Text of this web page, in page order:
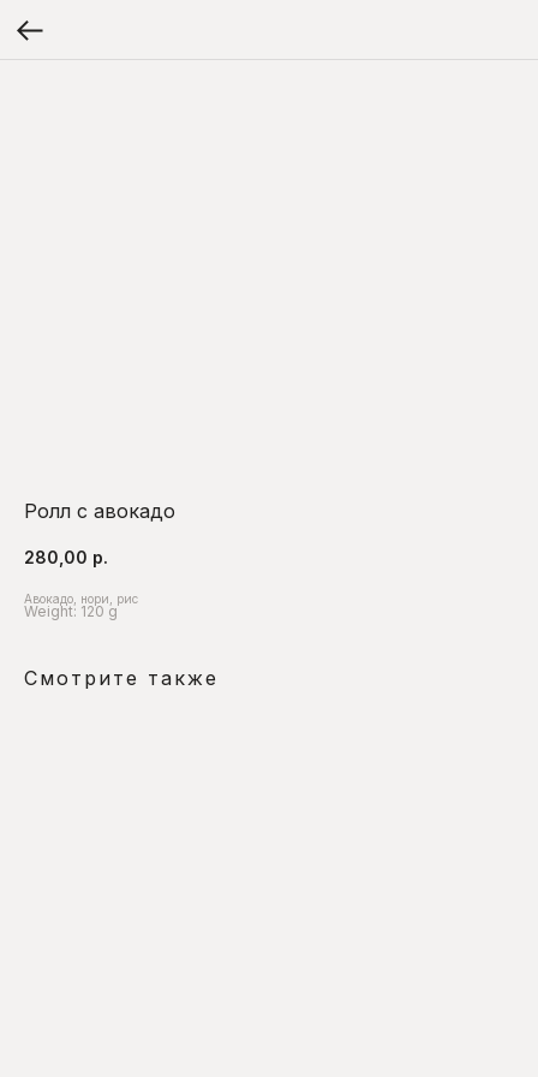
Ролл с авокадо
280,00 р.
Авокадо, нори, рис
Weight: 120 g
Смотрите также